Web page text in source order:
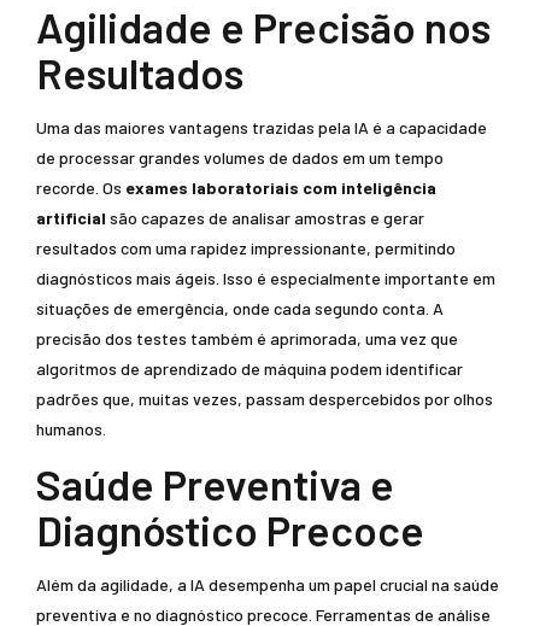
Agilidade e Precisão nos
Resultados
Uma das maiores vantagens trazidas pela IA é a capacidade
de processar grandes volumes de dados em um tempo
recorde. Os exames laboratoriais com inteligência
artificial são capazes de analisar amostras e gerar
resultados com uma rapidez impressionante, permitindo
diagnósticos mais ágeis. Isso é especialmente importante em
situações de emergência, onde cada segundo conta. A
precisão dos testes também é aprimorada, uma vez que
algoritmos de aprendizado de máquina podem identificar
padrões que, muitas vezes, passam despercebidos por olhos
humanos.
Saúde Preventiva e
Diagnóstico Precoce
Além da agilidade, a IA desempenha um papel crucial na saúde
preventiva e no diagnóstico precoce. Ferramentas de análise